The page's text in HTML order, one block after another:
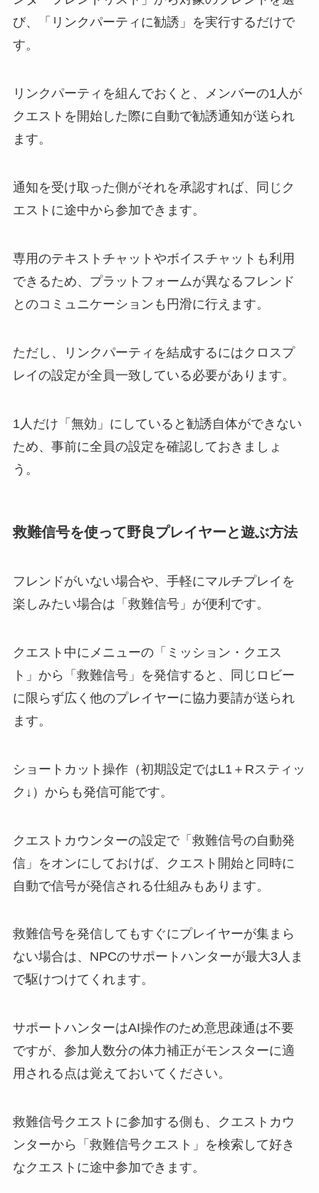
び、「リンクパーティに勧誘」を実行するだけで
す。
リンクパーティを組んでおくと、メンバーの1人が
クエストを開始した際に自動で勧誘通知が送られ
ます。
通知を受け取った側がそれを承認すれば、同じク
エストに途中から参加できます。
専用のテキストチャットやボイスチャットも利用
できるため、プラットフォームが異なるフレンド
とのコミュニケーションも円滑に行えます。
ただし、リンクパーティを結成するにはクロスプ
レイの設定が全員一致している必要があります。
1人だけ「無効」にしていると勧誘自体ができない
ため、事前に全員の設定を確認しておきましょ
う。
救難信号を使って野良プレイヤーと遊ぶ方法
フレンドがいない場合や、手軽にマルチプレイを
楽しみたい場合は「救難信号」が便利です。
クエスト中にメニューの「ミッション・クエス
ト」から「救難信号」を発信すると、同じロビー
に限らず広く他のプレイヤーに協力要請が送られ
ます。
ショートカット操作（初期設定ではL1＋Rスティッ
ク↓）からも発信可能です。
クエストカウンターの設定で「救難信号の自動発
信」をオンにしておけば、クエスト開始と同時に
自動で信号が発信される仕組みもあります。
救難信号を発信してもすぐにプレイヤーが集まら
ない場合は、NPCのサポートハンターが最大3人ま
で駆けつけてくれます。
サポートハンターはAI操作のため意思疎通は不要
ですが、参加人数分の体力補正がモンスターに適
用される点は覚えておいてください。
救難信号クエストに参加する側も、クエストカウ
ンターから「救難信号クエスト」を検索して好き
なクエストに途中参加できます。